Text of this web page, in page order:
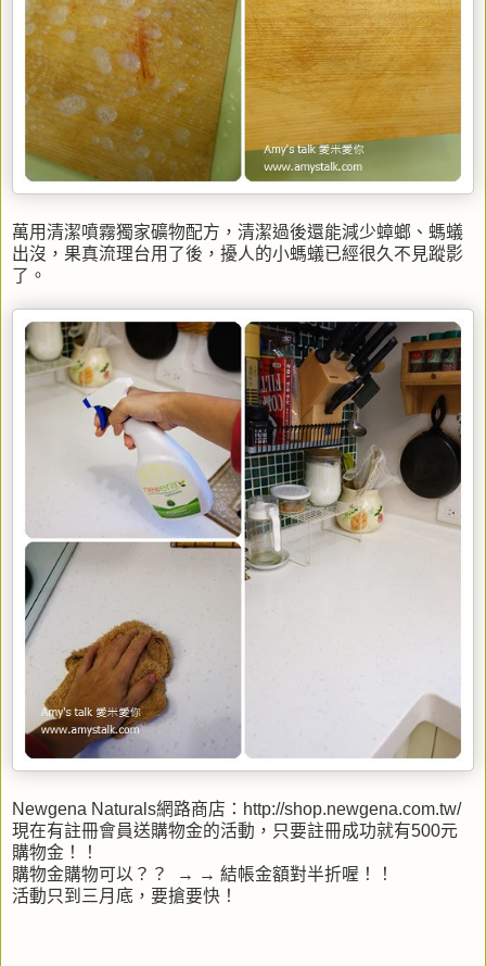
萬用清潔噴霧獨家礦物配方，清潔過後還能減少蟑螂、螞蟻
出沒，果真流理台用了後，擾人的小螞蟻已經很久不見蹤影
了。
Newgena Naturals網路商店：http://shop.newgena.com.tw/
現在有註冊會員送購物金的活動，只要註冊成功就有500元
購物金！！
購物金購物可以？？ → → 結帳金額對半折喔！！
活動只到三月底，要搶要快！